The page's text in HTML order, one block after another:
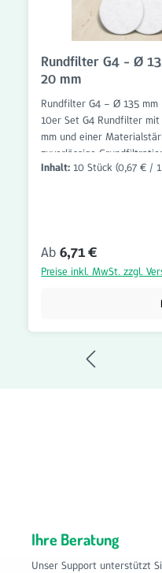
Rundfilter G4 - Ø
20 mm
Rundfilter G4 – Ø 135
10er Set G4 Rundfilter
mm und einer
zuverlässige
zahlreiche Anwendungen
dem Luftstrom. Dadurch
Verschmutzung geschützt
der Materialstärke von
eignet sich ideal für
eine langfristige
bietet Ihnen hochwertige
Wohnraumlüftungen und
Inhalt: 10 Stück (0,67 € /
Regulärer Preis:
Ab 6,71 €
Preise inkl. MwSt. zzgl.
Ihre Beratung
Unser Support unterstützt